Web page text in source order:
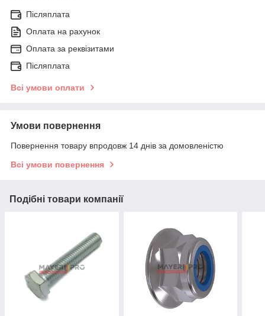
Післяплата
Оплата на рахунок
Оплата за реквізитами
Післяплата
Всі умови оплати
Умови повернення
Повернення товару впродовж 14 днів за домовленістю
Всі умови повернення
Подібні товари компанії